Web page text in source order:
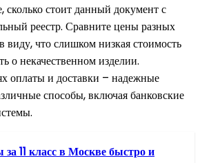
сколько стоит данный документ с
реестр. Сравните цены разных
виду, что слишком низкая стоимость
о некачественном изделии.
оплаты и доставки – надежные
способы, включая банковские
за 11 класс в Москве быстро и